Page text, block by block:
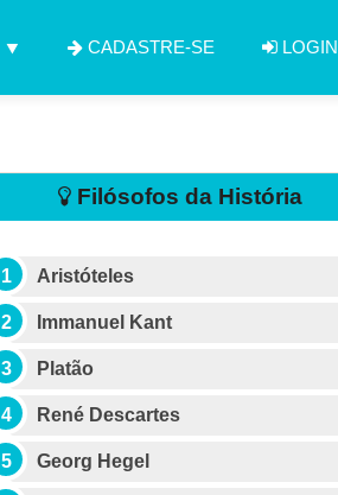
CADASTRE-SE LOGIN
Filósofos da História
Aristóteles
Immanuel Kant
Platão
René Descartes
Georg Hegel